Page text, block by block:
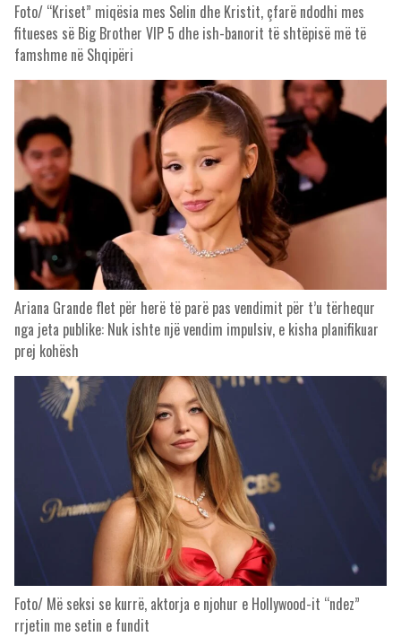
Foto/ “Kriset” miqësia mes Selin dhe Kristit, çfarë ndodhi mes
fitueses së Big Brother VIP 5 dhe ish-banorit të shtëpisë më të
famshme në Shqipëri
Ariana Grande flet për herë të parë pas vendimit për t’u tërhequr
nga jeta publike: Nuk ishte një vendim impulsiv, e kisha planifikuar
prej kohësh
Foto/ Më seksi se kurrë, aktorja e njohur e Hollywood-it “ndez”
rrjetin me setin e fundit